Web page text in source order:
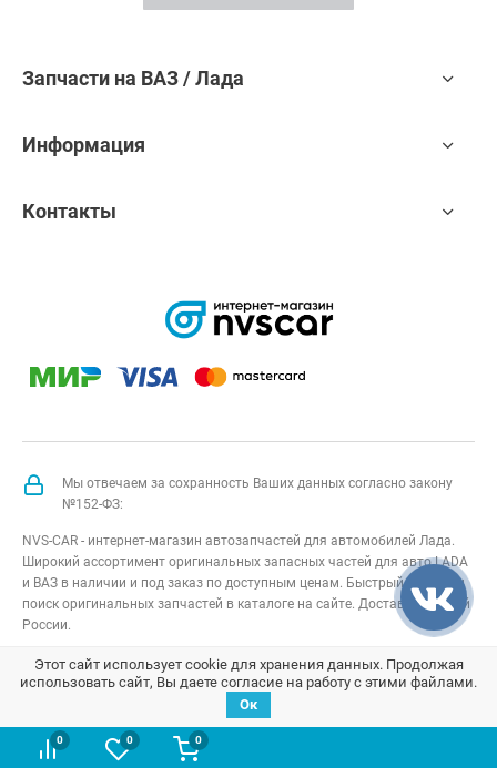
0 0 0
Запчасти на ВАЗ / Лада
Информация
Контакты
Мы отвечаем за сохранность Ваших данных согласно закону
№152-ФЗ:
NVS-CAR - интернет-магазин автозапчастей для автомобилей Лада.
Широкий ассортимент оригинальных запасных частей для авто LADA
и ВАЗ в наличии и под заказ по доступным ценам. Быстрый подбор и
поиск оригинальных запчастей в каталоге на сайте. Доставка по всей
России.
NVS-CAR© 2014 –2026Все права защищеныкарта сайта;
Договор оферта; Политика конфиденциальности
Этот сайт использует cookie для хранения данных. Продолжая
использовать сайт, Вы даете согласие на работу с этими файлами.
Ок